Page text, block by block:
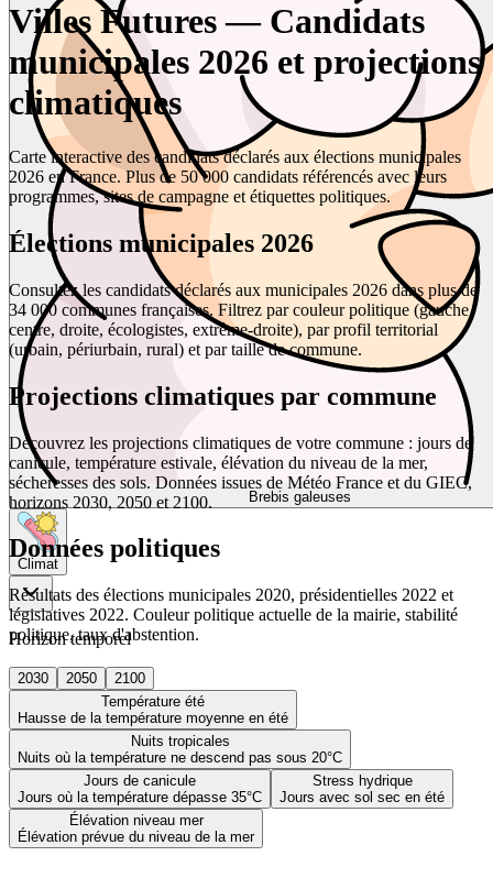
Brebis galeuses
Climat
Horizon temporel
2030 2050
2100
Température été
Hausse de la température moyenne en été
Nuits tropicales
Nuits où la température ne descend pas sous 20°C
Jours de canicule
Jours où la température dépasse 35°C
Stress hydrique
Jours avec sol sec en été
Élévation niveau mer
Élévation prévue du niveau de la mer
Villes Futures — Candidats
municipales 2026 et projections
climatiques
Carte interactive des candidats déclarés aux élections municipales
2026 en France. Plus de 50 000 candidats référencés avec leurs
programmes, sites de campagne et étiquettes politiques.
Élections municipales 2026
Consultez les candidats déclarés aux municipales 2026 dans plus de
34 000 communes françaises. Filtrez par couleur politique (gauche,
centre, droite, écologistes, extrême-droite), par profil territorial
(urbain, périurbain, rural) et par taille de commune.
Projections climatiques par commune
Découvrez les projections climatiques de votre commune : jours de
canicule, température estivale, élévation du niveau de la mer,
sécheresses des sols. Données issues de Météo France et du GIEC,
horizons 2030, 2050 et 2100.
Données politiques
Résultats des élections municipales 2020, présidentielles 2022 et
législatives 2022. Couleur politique actuelle de la mairie, stabilité
politique, taux d'abstention.